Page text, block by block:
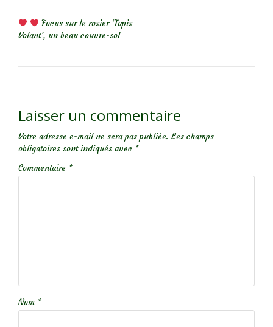
Focus sur le rosier ‘Tapis
Volant’, un beau couvre-sol
Laisser un commentaire
Votre adresse e-mail ne sera pas publiée. Les champs
obligatoires sont indiqués avec *
Commentaire *
Nom *